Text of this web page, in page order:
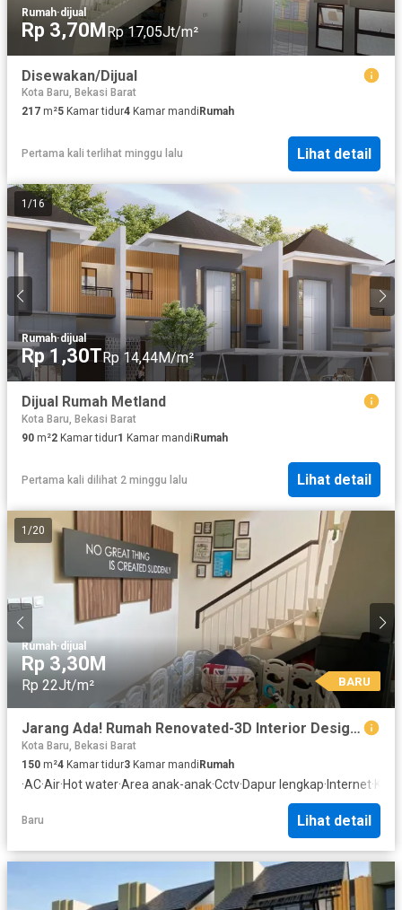
Rumah·dijual
Rp 3,70MRp 17,05Jt/m²
Disewakan/Dijual
Kota Baru, Bekasi Barat
217 m²5 Kamar tidur4 Kamar mandi Rumah
Pertama kali terlihat minggu lalu Lihat detail
1 /16
Rumah·dijual
Rp 1,30TRp 14,44M/m²
Dijual Rumah Metland
Kota Baru, Bekasi Barat
90 m²2 Kamar tidur1 Kamar mandi Rumah
Pertama kali dilihat 2 minggu lalu Lihat detail
1 /20
Rumah·dijual
Rp 3,30M
Rp 22Jt/m² BARU
Jarang Ada! Rumah Renovated-3D Interior Design Dekat Aeon J G C
Kota Baru, Bekasi Barat
150 m²4 Kamar tidur3 Kamar mandiRumah
·AC·Air·Hot water·Area anak-anak·Cctv·Dapur lengkap·Internet·
Baru Lihat detail